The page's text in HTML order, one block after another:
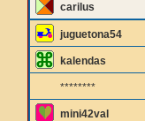
carilus
juguetona54
kalendas
********
mini42val